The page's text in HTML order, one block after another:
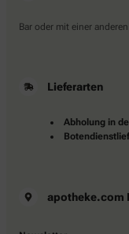
Bar oder mit einer
Lieferarten
Abholung in
apotheke.com